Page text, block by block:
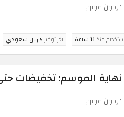
كوبون موثق
منذ11 ساعة اخر توفير5 ريال سعودي
تخفيضات حتى 70% على أزياء
كوبون موثق